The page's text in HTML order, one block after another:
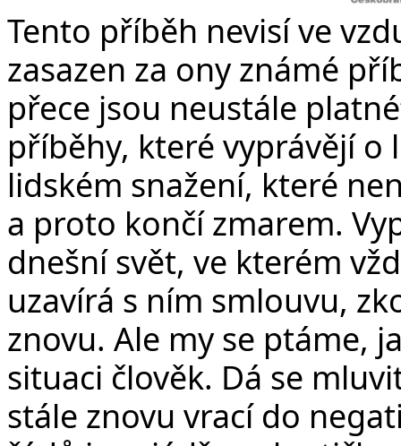
Tento příběh nevisí ve
zasazen za ony známé
přece jsou neustále
příběhy, které vyprávějí o
lidském snažení, které
a proto končí zmarem.
dnešní svět, ve kterém
uzavírá s ním smlouvu,
znovu. Ale my se ptáme,
situaci člověk. Dá se
stále znovu vrací do